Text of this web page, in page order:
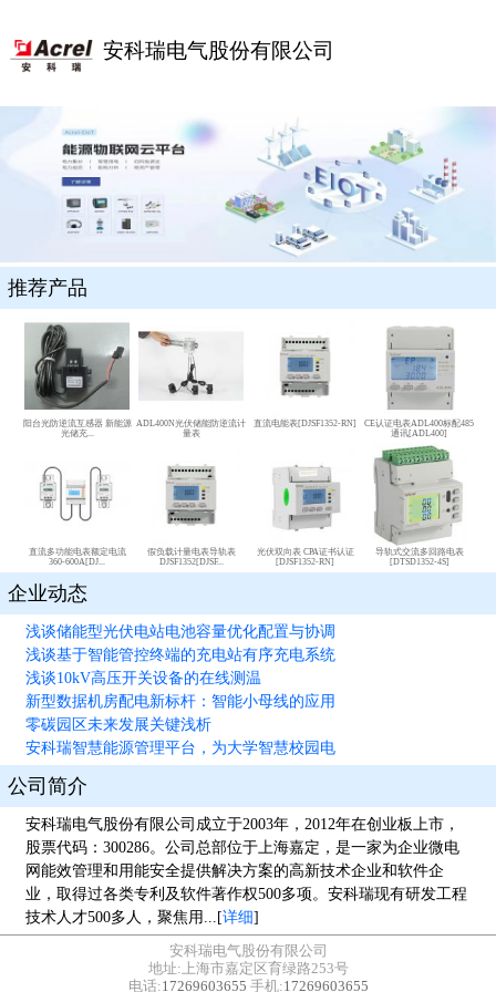
安科瑞电气股份有限公司
推荐产品
阳台光防逆流互感器 新能源
光储充...
ADL400N光伏储能防逆流计
量表
直流电能表[DJSF1352-RN]
CE认证电表ADL400标配485
通讯[ADL400]
直流多功能电表额定电流
360-600A[DJ...
假负载计量电表导轨表
DJSF1352[DJSF...
光伏双向表 CPA证书认证
[DJSF1352-RN]
导轨式交流多回路电表
[DTSD1352-4S]
企业动态
浅谈储能型光伏电站电池容量优化配置与协调
浅谈基于智能管控终端的充电站有序充电系统
浅谈10kV高压开关设备的在线测温
新型数据机房配电新标杆：智能小母线的应用
零碳园区未来发展关键浅析
安科瑞智慧能源管理平台，为大学智慧校园电
公司简介
安科瑞电气股份有限公司成立于2003年，2012年在创业板上市，
股票代码：300286。公司总部位于上海嘉定，是一家为企业微电
网能效管理和用能安全提供解决方案的高新技术企业和软件企
业，取得过各类专利及软件著作权500多项。安科瑞现有研发工程
技术人才500多人，聚焦用...[详细]
安科瑞电气股份有限公司
地址:上海市嘉定区育绿路253号
电话:17269603655 手机:17269603655